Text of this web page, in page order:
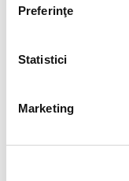
Preferinţe
Statistici
Marketing